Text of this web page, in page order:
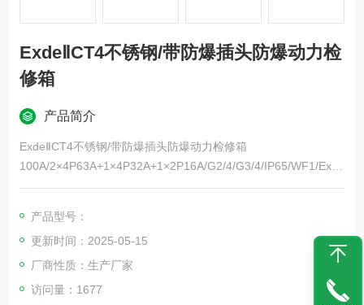
ExdeⅡCT4不锈钢/带防爆插头防爆动力检
修箱
产品简介
ExdeⅡCT4不锈钢/带防爆插头防爆动力检修箱
100A/2×4P63A+1×4P32A+1×2P16A/G2/4/G3/4/IP65/WF1/Exde
ⅡCT4/不锈钢/配带防爆插头
质316L不锈材质制作制作。
产品型号：
更新时间：2025-05-15
厂商性质：生产厂家
访问量：1677